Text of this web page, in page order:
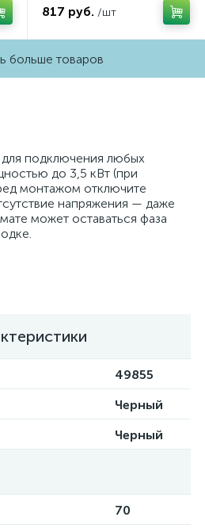
817 руб. /шт
больше товаров
подключения любых
до 3,5 кВт (при
монтажом отключите
напряжения — даже
может оставаться фаза
49855
Черный
Черный
70